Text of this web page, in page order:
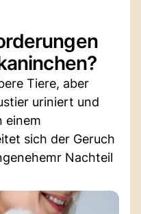
Tiere, aber
uriniert und
einem
sich der Geruch
Nachteil